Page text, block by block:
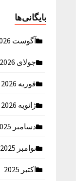
بایگانی‌ها
آگوست 2026
جولای 2026
فوریه 2026
ژانویه 2026
دسامبر 2025
نوامبر 2025
اکتبر 2025